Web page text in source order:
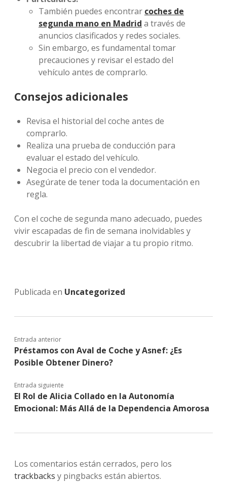
También puedes encontrar coches de
segunda mano en Madrid a través de
anuncios clasificados y redes sociales.
Sin embargo, es fundamental tomar
precauciones y revisar el estado del
vehículo antes de comprarlo.
Consejos adicionales
Revisa el historial del coche antes de
comprarlo.
Realiza una prueba de conducción para
evaluar el estado del vehículo.
Negocia el precio con el vendedor.
Asegúrate de tener toda la documentación en
regla.
Con el coche de segunda mano adecuado, puedes
vivir escapadas de fin de semana inolvidables y
descubrir la libertad de viajar a tu propio ritmo.
Publicada en Uncategorized
Entrada anterior
Préstamos con Aval de Coche y Asnef: ¿Es
Posible Obtener Dinero?
Entrada siguiente
El Rol de Alicia Collado en la Autonomía
Emocional: Más Allá de la Dependencia Amorosa
Los comentarios están cerrados, pero los
trackbacks y pingbacks están abiertos.